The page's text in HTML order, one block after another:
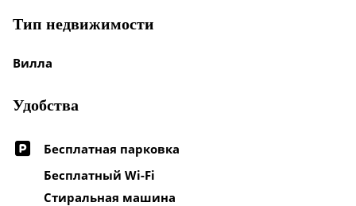
Тип недвижимости
Вилла
Удобства
Бесплатная парковка
Бесплатный Wi-Fi
Стиральная машина